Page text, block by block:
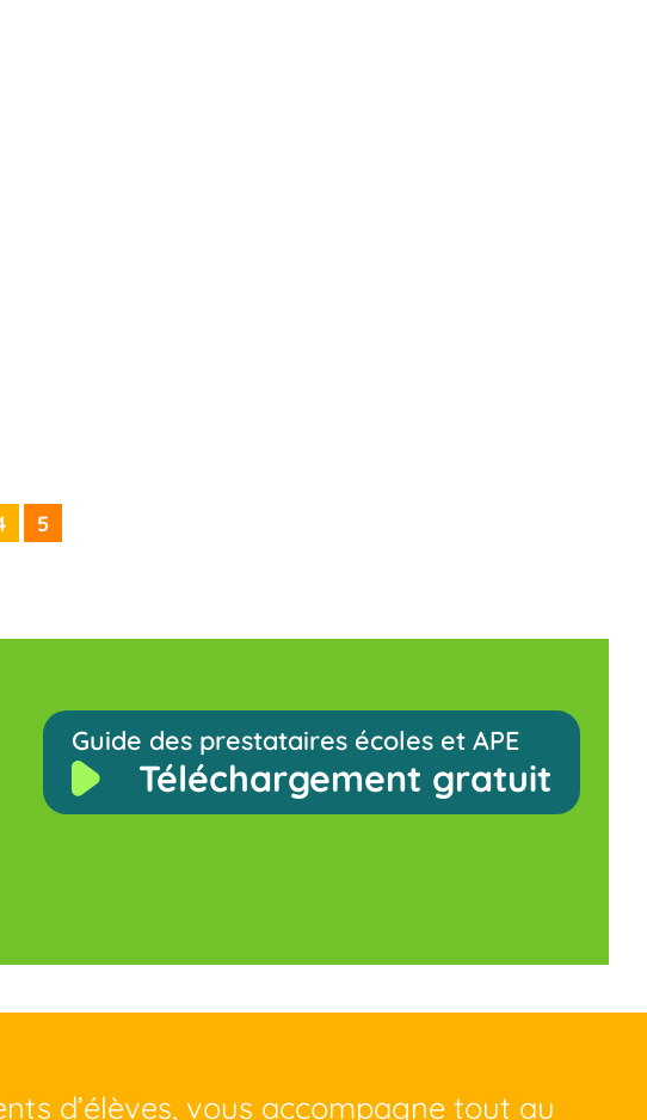
5
Guide des prestataires écoles et APE
Téléchargement gratuit
d’élèves, vous accompagne tout au